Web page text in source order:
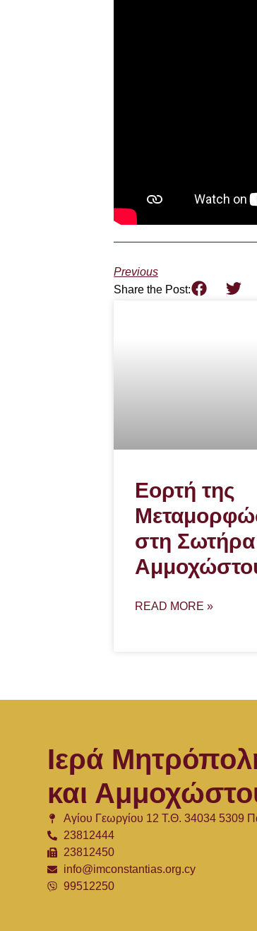
Previous
Share the Post:
Εορτή της
στη Σωτήρα
READ MORE »
Ιερά
και
Αγίου Γεωργίου 12 Τ.Θ. 34034 5309
23812444
23812450
info@imconstantias.org.cy
99512250